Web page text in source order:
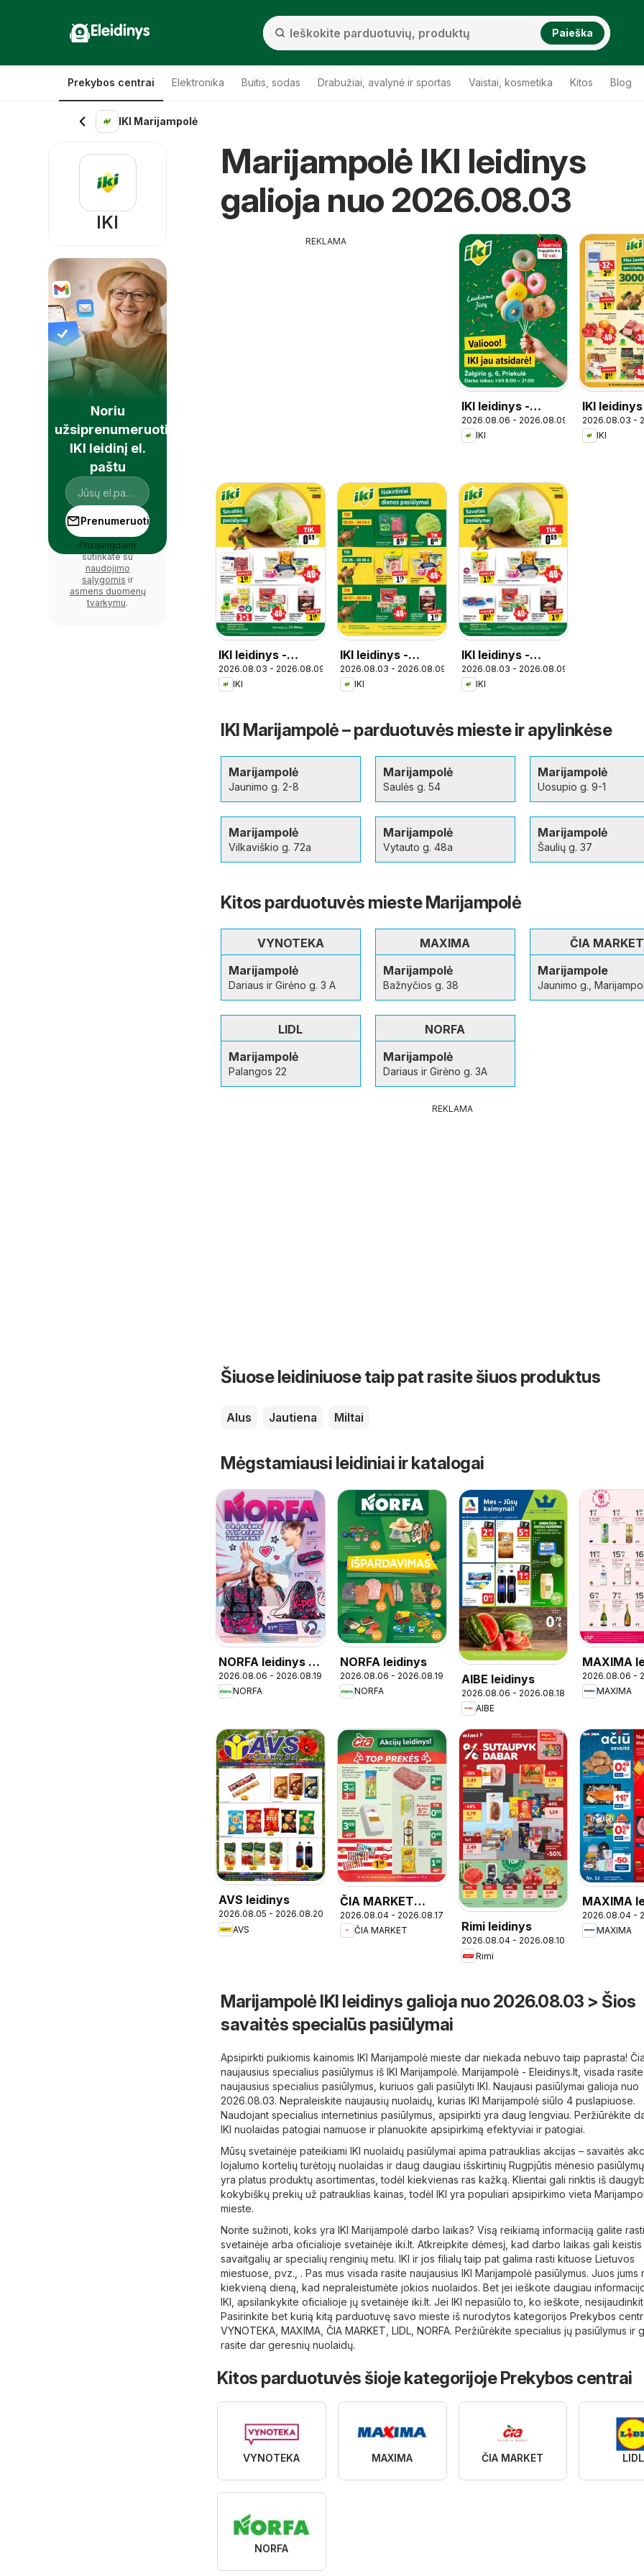
Eleidinys Paieška
Prekybos centrai Elektronika Buitis, sodas Drabužiai, avalynė ir sportas Vaistai, kosmetika Kitos Blog
IKI Marijampolė
Marijampolė IKI leidinys
galioja nuo 2026.08.03
REKLAMA
IKI leidinys -
Specialūs
pasiūlymai IKI
klientams
2026.08.06 - 2026.08.09
IKI
IKI leidinys
2026.08.03 -
IKI
IKI leidinys -
Specialūs
pasiūlymai IKI
parduotuvės
klientams
2026.08.03 - 2026.08.09
IKI
IKI leidinys -
Specialūs
pasiūlymai IKI
klientams
2026.08.03 - 2026.08.09
IKI
IKI leidinys -
Specialūs
pasiūlymai IKI
klientams
2026.08.03 - 2026.08.09
IKI
IKI Marijampolė – parduotuvės mieste ir apylinkėse
Marijampolė
Jaunimo g. 2-8
Marijampolė
Saulės g. 54
Marijampolė
Uosupio g. 9-1
Marijampolė
Vilkaviškio g. 72a
Marijampolė
Vytauto g. 48a
Marijampolė
Šaulių g. 37
Kitos parduotuvės mieste Marijampolė
VYNOTEKA
Marijampolė
Dariaus ir Girėno g. 3 A
MAXIMA
Marijampolė
Bažnyčios g. 38
ČIA MARKET
Marijampole
Jaunimo g.,
LIDL
Marijampolė
Palangos 22
NORFA
Marijampolė
Dariaus ir Girėno g. 3A
REKLAMA
Šiuose leidiniuose taip pat rasite šiuos produktus
Alus Jautiena Miltai
Mėgstamiausi leidiniai ir katalogai
NORFA leidinys -
Mokykla
2026.08.06 - 2026.08.19
NORFA
NORFA leidinys
2026.08.06 - 2026.08.19
NORFA
AIBE leidinys
2026.08.06 - 2026.08.18
AIBE
MAXIMA
- Skonių
2026.08.06 -
MAXIMA
AVS leidinys
2026.08.05 - 2026.08.20
AVS
ČIA MARKET
leidinys
2026.08.04 - 2026.08.17
ČIA MARKET
Rimi leidinys
2026.08.04 - 2026.08.10
Rimi
MAXIMA
2026.08.04 -
MAXIMA
Marijampolė IKI leidinys galioja nuo 2026.08.03 > Šios
savaitės specialūs pasiūlymai
Apsipirkti puikiomis kainomis IKI Marijampolė mieste dar niekada nebuvo taip paprasta!
naujausius specialius pasiūlymus iš IKI Marijampolė. Marijampolė - Eleidinys.lt, visada rasite
naujausius specialius pasiūlymus, kuriuos gali pasiūlyti IKI. Naujausi pasiūlymai galioja nuo
2026.08.03. Nepraleiskite naujausių nuolaidų, kurias IKI Marijampolė siūlo 4 puslapiuose.
Naudojant specialius internetinius pasiūlymus, apsipirkti yra daug lengviau. Peržiūrėkite
IKI nuolaidas patogiai namuose ir planuokite apsipirkimą efektyviai ir patogiai.
Mūsų svetainėje pateikiami IKI nuolaidų pasiūlymai apima patrauklias akcijas – savaitės
lojalumo kortelių turėtojų nuolaidas ir daug daugiau išskirtinių Rugpjūtis mėnesio
yra platus produktų asortimentas, todėl kiekvienas ras kažką. Klientai gali rinktis iš
kokybiškų prekių už patrauklias kainas, todėl IKI yra populiari apsipirkimo vieta
mieste.
Norite sužinoti, koks yra IKI Marijampolė darbo laikas? Visą reikiamą informaciją galite
svetainėje arba oficialioje svetainėje iki.lt. Atkreipkite dėmesį, kad darbo laikas gali
savaitgalių ar specialių renginių metu. IKI ir jos filialų taip pat galima rasti kituose Lietuvos
miestuose, pvz., . Pas mus visada rasite naujausius IKI Marijampolė pasiūlymus. Juos jums
kiekvieną dieną, kad nepraleistumėte jokios nuolaidos. Bet jei ieškote daugiau
IKI, apsilankykite oficialioje jų svetainėje iki.lt. Jei IKI nepasiūlo to, ko ieškote,
Pasirinkite bet kurią kitą parduotuvę savo mieste iš nurodytos kategorijos Prekybos
VYNOTEKA, MAXIMA, ČIA MARKET, LIDL, NORFA. Peržiūrėkite specialius jų pasiūlymus ir
rasite dar geresnių nuolaidų.
Kitos parduotuvės šioje kategorijoje Prekybos centrai
VYNOTEKA MAXIMA ČIA MARKET LIDL
NORFA
IKI
Noriu
užsiprenumeruoti
IKI leidinį el.
paštu
Prenumeruoti
Prisijungdami
sutinkate su
naudojimo
sąlygomis ir
asmens duomenų
tvarkymu.